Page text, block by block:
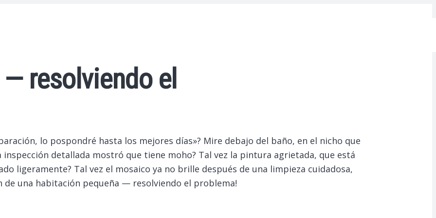
resolviendo el
lo pospondré hasta los mejores días»? Mire debajo del baño, en el nicho que
detallada mostró que tiene moho? Tal vez la pintura agrietada, que está
ligeramente? Tal vez el mosaico ya no brille después de una limpieza cuidadosa,
de una habitación pequeña — resolviendo el problema!